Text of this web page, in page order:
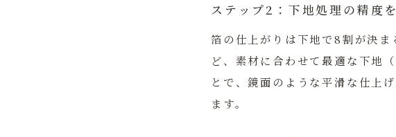
ステップ2：下地処理の精度
箔の仕上がりは下地で8割が決
ど、素材に合わせて最適な下地
とで、鏡面のような平滑な仕上
ます。